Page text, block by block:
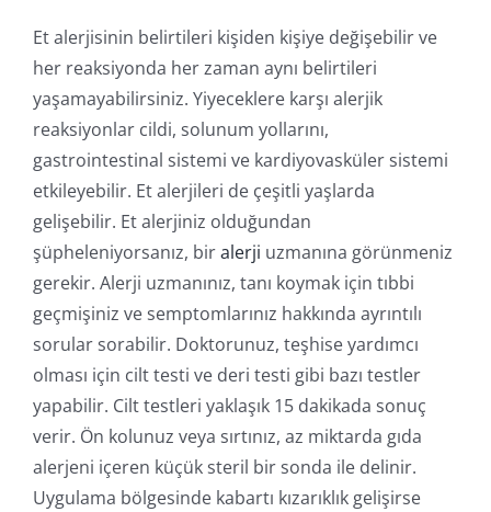
Et alerjisinin belirtileri kişiden kişiye değişebilir ve
her reaksiyonda her zaman aynı belirtileri
yaşamayabilirsiniz. Yiyeceklere karşı alerjik
reaksiyonlar cildi, solunum yollarını,
gastrointestinal sistemi ve kardiyovasküler sistemi
etkileyebilir. Et alerjileri de çeşitli yaşlarda
gelişebilir. Et alerjiniz olduğundan
şüpheleniyorsanız, biralerji uzmanına görünmeniz
gerekir. Alerji uzmanınız, tanı koymak için tıbbi
geçmişiniz ve semptomlarınız hakkında ayrıntılı
sorular sorabilir. Doktorunuz, teşhise yardımcı
olması için cilt testi ve deri testi gibi bazı testler
yapabilir. Cilt testleri yaklaşık 15 dakikada sonuç
verir. Ön kolunuz veya sırtınız, az miktarda gıda
alerjeni içeren küçük steril bir sonda ile delinir.
Uygulama bölgesinde kabartı kızarıklık gelişirse